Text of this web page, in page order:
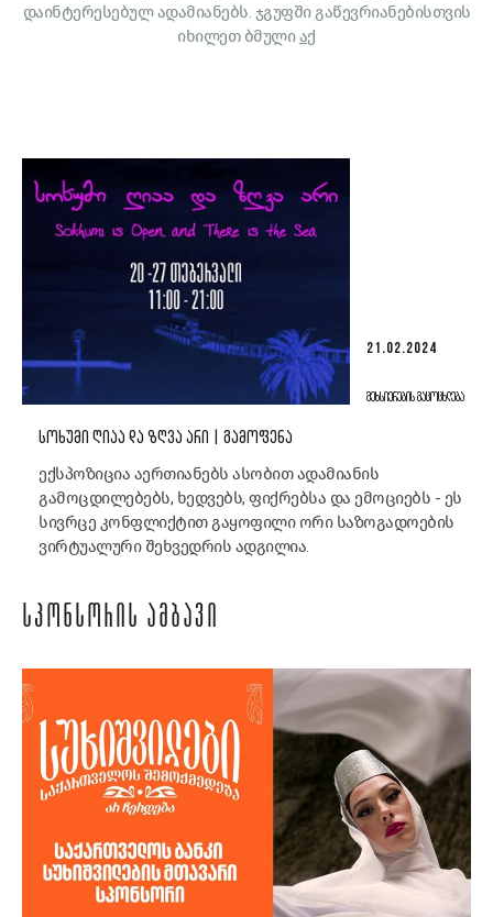
დაინტერესებულ ადამიანებს. ჯგუფში გაწევრიანებისთვის
იხილეთ ბმულიაქ
21.02.2024
ᲛᲔᲮᲡᲘᲔᲠᲔᲑᲘᲡ ᲒᲐᲪᲝᲪᲮᲚᲔᲑᲐ
ᲡᲝᲮᲣᲛᲘ ᲦᲘᲐᲐ ᲓᲐ ᲖᲦᲕᲐ ᲐᲠᲘ | ᲒᲐᲛᲝᲤᲔᲜᲐ
ექსპოზიცია აერთიანებს ასობით ადამიანის
გამოცდილებებს, ხედვებს, ფიქრებსა და ემოციებს - ეს
სივრცე კონფლიქტით გაყოფილი ორი საზოგადოების
ვირტუალური შეხვედრის ადგილია.
ᲡᲞᲝᲜᲡᲝᲠᲘᲡ ᲐᲛᲑᲐᲕᲘ